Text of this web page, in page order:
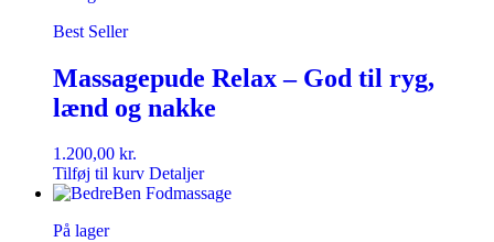
Best Seller
Massagepude Relax – God til ryg,
lænd og nakke
1.200,00 kr.
Tilføj til kurv Detaljer
På lager